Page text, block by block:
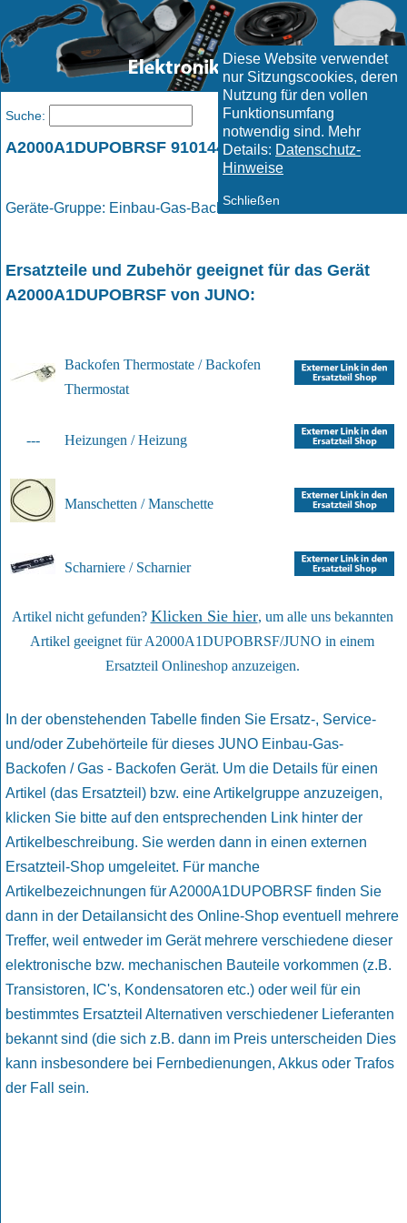
Diese Website verwendet
nur Sitzungscookies, deren
Nutzung für den vollen
Funktionsumfang
notwendig sind. Mehr
Details: Datenschutz-
Hinweise
Schließen
A2000A1DUPOBRSF 910144148000 / JUNO
Geräte-Gruppe: Einbau-Gas-Backofen / Gas - Backofen
Ersatzteile und Zubehör geeignet für das Gerät
A2000A1DUPOBRSF von JUNO:
Backofen Thermostate / Backofen
Thermostat
--- Heizungen / Heizung
Manschetten / Manschette
Scharniere / Scharnier
Artikel nicht gefunden? Klicken Sie hier, um alle uns bekannten
Artikel geeignet für A2000A1DUPOBRSF/JUNO in einem
Ersatzteil Onlineshop anzuzeigen.
In der obenstehenden Tabelle finden Sie Ersatz-, Service-
und/oder Zubehörteile für dieses JUNO Einbau-Gas-
Backofen / Gas - Backofen Gerät. Um die Details für einen
Artikel (das Ersatzteil) bzw. eine Artikelgruppe anzuzeigen,
klicken Sie bitte auf den entsprechenden Link hinter der
Artikelbeschreibung. Sie werden dann in einen externen
Ersatzteil-Shop umgeleitet. Für manche
Artikelbezeichnungen für A2000A1DUPOBRSF finden Sie
dann in der Detailansicht des Online-Shop eventuell mehrere
Treffer, weil entweder im Gerät mehrere verschiedene dieser
elektronische bzw. mechanischen Bauteile vorkommen (z.B.
Transistoren, IC's, Kondensatoren etc.) oder weil für ein
bestimmtes Ersatzteil Alternativen verschiedener Lieferanten
bekannt sind (die sich z.B. dann im Preis unterscheiden Dies
kann insbesondere bei Fernbedienungen, Akkus oder Trafos
der Fall sein.
Suche: